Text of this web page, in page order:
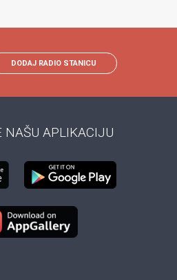
DODAJ RADIO STANICU
NAŠU APLIKACIJU